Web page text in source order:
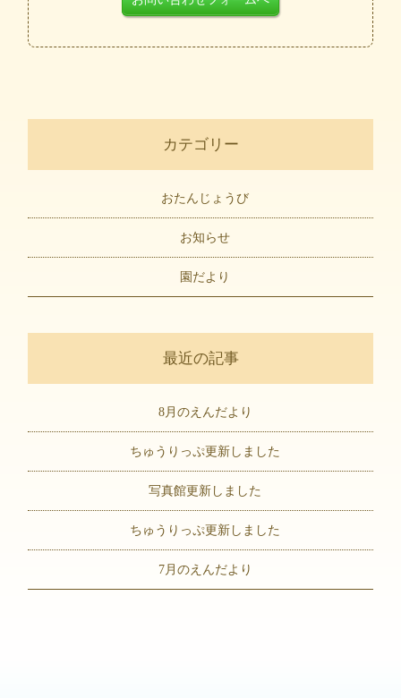
カテゴリー
おたんじょうび
お知らせ
園だより
最近の記事
8月のえんだより
ちゅうりっぷ更新しました
写真館更新しました
ちゅうりっぷ更新しました
7月のえんだより